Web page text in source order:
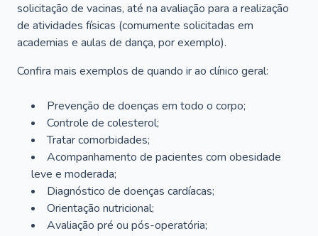
solicitação de vacinas, até na avaliação para a realização
de atividades físicas (comumente solicitadas em
academias e aulas de dança, por exemplo).
Confira mais exemplos de quando ir ao clínico geral:
Prevenção de doenças em todo o corpo;
Controle de colesterol;
Tratar comorbidades;
Acompanhamento de pacientes com obesidade
leve e moderada;
Diagnóstico de doenças cardíacas;
Orientação nutricional;
Avaliação pré ou pós-operatória;